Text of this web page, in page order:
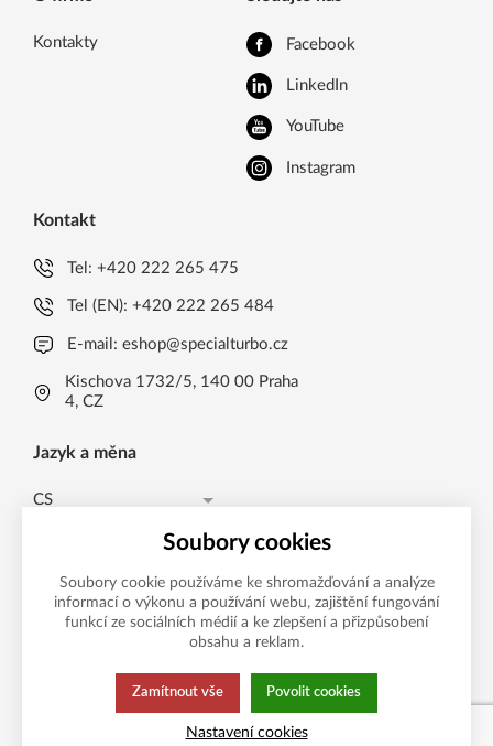
Kontakty Facebook
LinkedIn
YouTube
Instagram
Kontakt
Tel:+420 222 265 475
Tel (EN):+420 222 265 484
E-mail:eshop@specialturbo.cz
Kischova 1732/5, 140 00 Praha
4, CZ
Jazyk a měna
CS
EN
Česká koruna CZK (Kč)
Česká koruna CZK (Kč)
EUR (EUR)
Možnosti platby
Tato stránka používá soubory cookies.
Soubory cookies
Soubory cookie používáme ke shromažďování a analýze
informací o výkonu a používání webu, zajištění fungování
funkcí ze sociálních médií a ke zlepšení a přizpůsobení
obsahu a reklam.
Zamítnout vše Povolit cookies
Nastavení cookies